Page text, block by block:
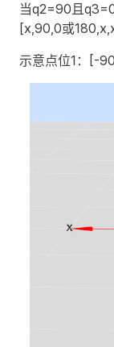
当q2=90且
[x,90,0或
示意点位1：[-